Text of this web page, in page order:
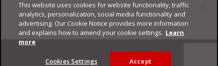
Footer
This website uses cookies for website functionality, traffic
analytics, personalization, social media functionality and
advertising. Our Cookie Notice provides more information
and explains how to amend your cookie settings. Learn
more
Cookies Settings Accept